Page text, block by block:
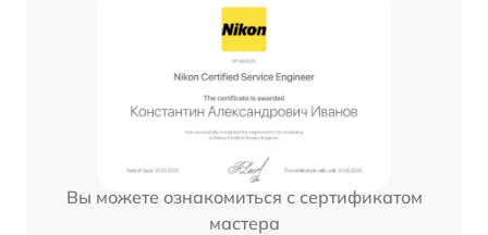
Вы можете ознакомиться с сертификатом
мастера